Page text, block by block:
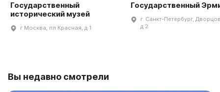
Государственный
исторический музей
г Москва, пл Красная, д 1
Государственный
г. Санкт-Петербург,
д 2
Вы недавно смотрели